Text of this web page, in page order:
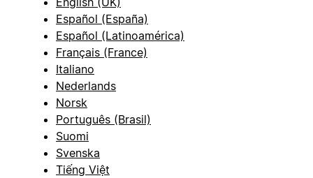
Español (España)
Español (Latinoamérica)
Français (France)
Italiano
Nederlands
Norsk
Português (Brasil)
Suomi
Svenska
Tiếng Việt